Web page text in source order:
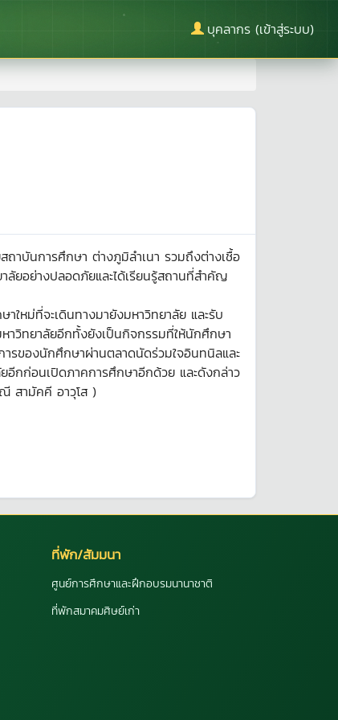
บุคลากร (เข้าสู่ระบบ)
าบันการศึกษา ต่างภูมิลำเนา รวมถึงต่างเชื้อ
ยอย่างปลอดภัยและได้เรียนรู้สถานที่สำคัญ
หม่ที่จะเดินทางมายังมหาวิทยาลัย และรับ
าวิทยาลัยอีกทั้งยังเป็นกิจกรรมที่ให้นักศึกษา
ารของนักศึกษาผ่านตลาดนัดร่วมใจอินทนิลและ
อีกก่อนเปิดภาคการศึกษาอีกด้วย และดังกล่าว
สามัคคี อาวุโส )
ที่พัก/สัมมนา
ศูนย์การศึกษาและฝึกอบรมนานาชาติ
ที่พักสมาคมศิษย์เก่า